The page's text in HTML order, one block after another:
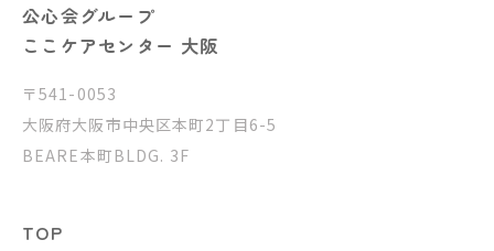
公心会グループ
ここケアセンター 大阪
〒541-0053
大阪府大阪市中央区本町2丁目6-5
BEARE本町BLDG. 3F
TOP